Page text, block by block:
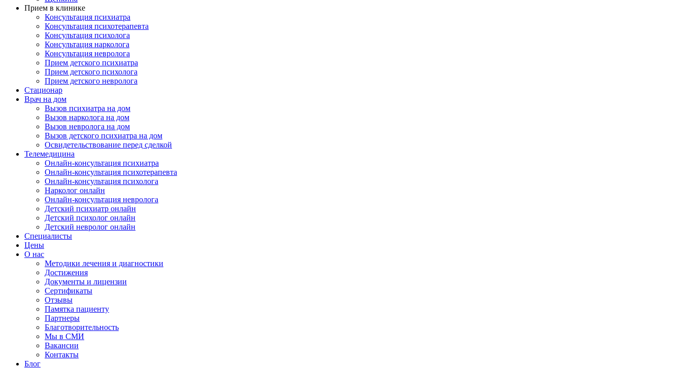
Прием в клинике
Консультация психиатра
Консультация психотерапевта
Консультация психолога
Консультация нарколога
Консультация невролога
Прием детского психиатра
Прием детского психолога
Прием детского невролога
Стационар
Врач на дом
Вызов психиатра на дом
Вызов нарколога на дом
Вызов невролога на дом
Вызов детского психиатра на дом
Освидетельствование перед сделкой
Телемедицина
Онлайн-консультация психиатра
Онлайн-консультация психотерапевта
Онлайн-консультация психолога
Нарколог онлайн
Онлайн-консультация невролога
Детский психиатр онлайн
Детский психолог онлайн
Детский невролог онлайн
Специалисты
Цены
О нас
Методики лечения и диагностики
Достижения
Документы и лицензии
Сертификаты
Отзывы
Памятка пациенту
Партнеры
Благотворительность
Мы в СМИ
Вакансии
Контакты
Блог